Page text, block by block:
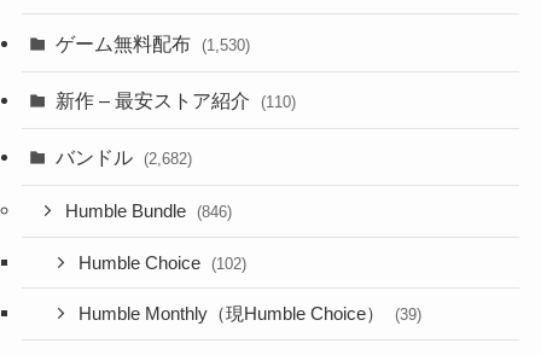
ゲーム無料配布 (1,530)
新作 – 最安ストア紹介 (110)
バンドル (2,682)
Humble Bundle (846)
Humble Choice (102)
Humble Monthly（現Humble Choice） (39)